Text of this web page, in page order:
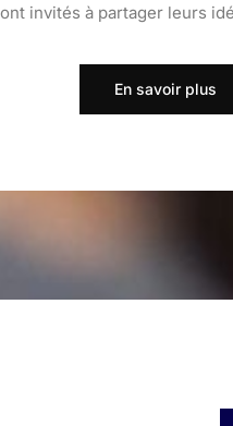
invités à partager leurs
En savoir plus